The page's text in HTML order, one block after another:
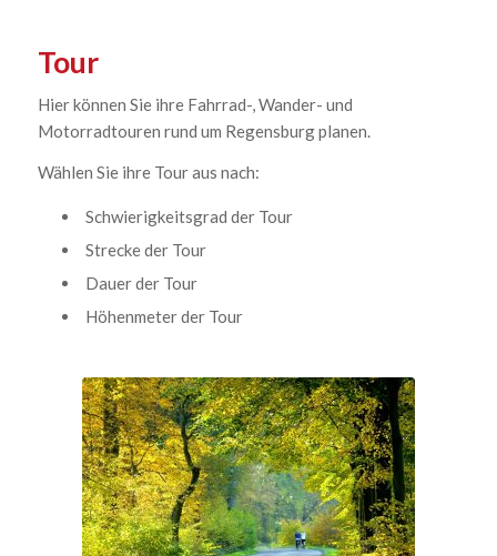
Tour
Hier können Sie ihre Fahrrad-, Wander- und
Motorradtouren rund um Regensburg planen.
Wählen Sie ihre Tour aus nach:
Schwierigkeitsgrad der Tour
Strecke der Tour
Dauer der Tour
Höhenmeter der Tour